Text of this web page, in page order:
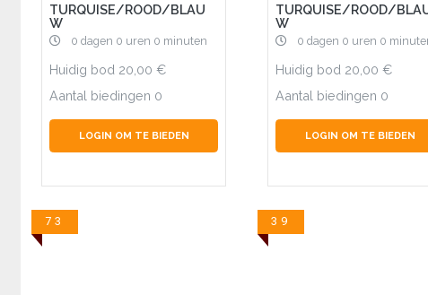
TURQUISE/ROOD/BLAU
W
0 dagen 0 uren 0 minuten
Huidig bod 20,00
Aantal biedingen 0
LOGIN OM TE BIEDEN
TURQUISE/ROOD/
W
0 dagen 0 uren 0
Huidig bod 20,00
Aantal biedingen 0
LOGIN OM TE BIEDEN
73 39